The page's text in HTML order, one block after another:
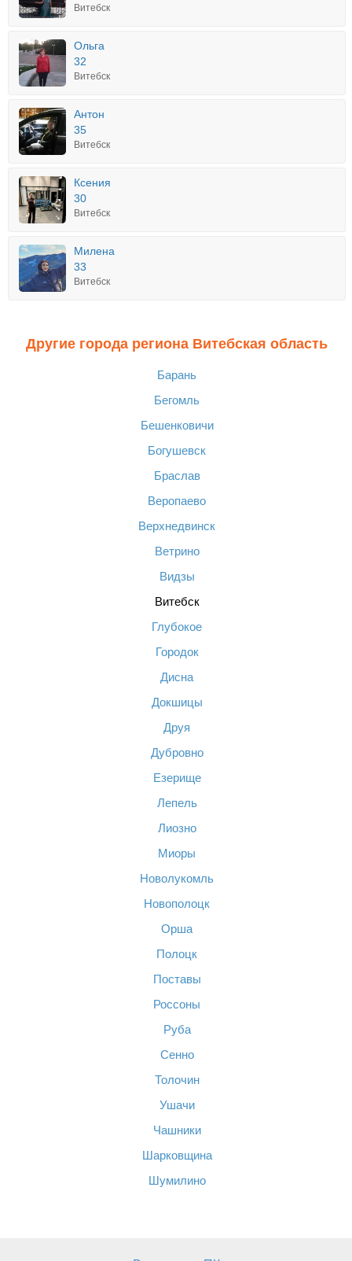
Витебск
Ольга
32
Витебск
Aнтон
35
Витебск
Ксения
30
Витебск
Милена
33
Витебск
Другие города региона Витебская область
Барань
Бегомль
Бешенковичи
Богушевск
Браслав
Веропаево
Верхнедвинск
Ветрино
Видзы
Витебск
Глубокое
Городок
Дисна
Докшицы
Друя
Дубровно
Езерище
Лепель
Лиозно
Миоры
Новолукомль
Новополоцк
Орша
Полоцк
Поставы
Россоны
Руба
Сенно
Толочин
Ушачи
Чашники
Шарковщина
Шумилино